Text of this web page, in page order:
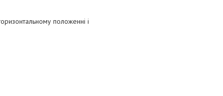
положенні і